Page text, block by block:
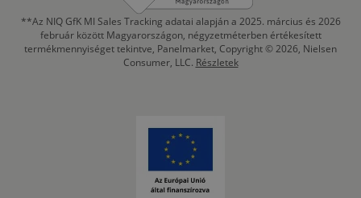
**Az NIQ GfK MI Sales Tracking adatai alapján a 2025. március és 2026
február között Magyarországon, négyzetméterben értékesített
termékmennyiséget tekintve, Panelmarket, Copyright © 2026, Nielsen
Consumer, LLC. Részletek